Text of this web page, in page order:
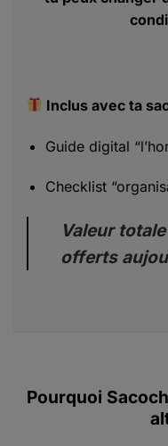
Inclus avec ta
Guide digital
Checklist
Valeur
offerts
Pourquoi